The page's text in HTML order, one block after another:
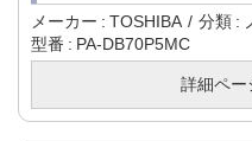
メーカー TOSHIBA 分類
型番
PA-DB70P5MC
詳細ペー